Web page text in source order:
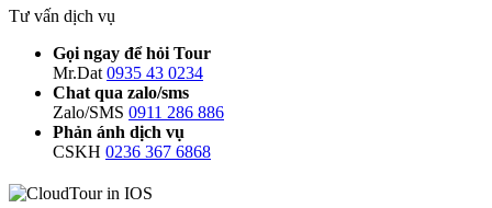
Tư vấn dịch vụ
Gọi ngay để hỏi Tour
Mr.Dat 0935 43 0234
Chat qua zalo/sms
Zalo/SMS 0911 286 886
Phản ánh dịch vụ
CSKH 0236 367 6868